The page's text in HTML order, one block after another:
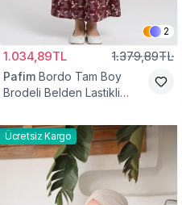
2
1.034,89TL 1.379,89TL
Pafim Bordo Tam Boy
Brodeli Belden Lastikli
Ücretsiz Kargo